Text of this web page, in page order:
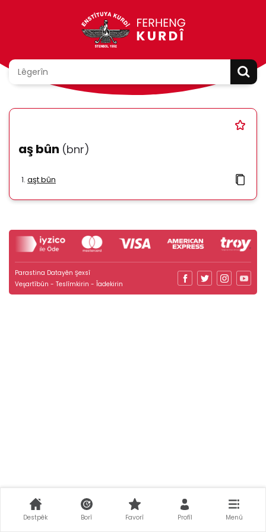
aş bûn (bnr)
aşt bûn
Parastina Datayên Şexsî
Veşartîbûn - Teslîmkirin - Îadekirin
Destpêk Borî Favorî Profîl Menû